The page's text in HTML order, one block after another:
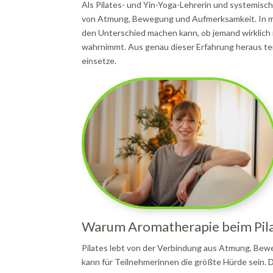
Als Pilates- und Yin-Yoga-Lehrerin und
von Atmung, Bewegung und Aufmerksamkeit. In
den Unterschied machen kann, ob jemand
wahrnimmt. Aus genau dieser Erfahrung heraus
einsetze.
Warum Aromatherapie beim
Pilates lebt von der Verbindung aus Atmung,
kann für Teilnehmerinnen die größte Hürde